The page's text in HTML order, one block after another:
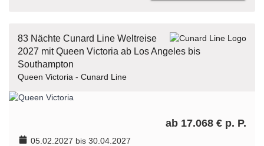
83 Nächte Cunard Line Weltreise
2027 mit Queen Victoria ab Los Angeles bis
Southampton
Queen Victoria - Cunard Line
ab 17.068 € p. P.
05.02.2027 bis 30.04.2027